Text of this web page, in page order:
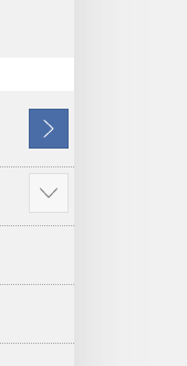
Phambili
Bonisa
okwengeziwe